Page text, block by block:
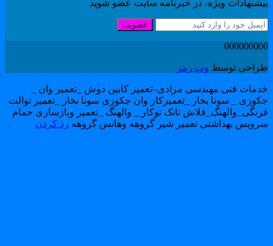
ویژه، در خبرنامه سایت عضو شوید
عضویت
توسطوب رمز
فنی مهندسی مرادی–تعمیر کابین دوش _تعمیر وان _
_ سونا بخار _تعمیرکار وان جکوزی سونا بخار _تعمیر توالت
تانک توکار _ والهنگ _تعمیر وبازسازی حمام
بهداشتی تعمیر شیر گروهه وهانس گروههرد کردن